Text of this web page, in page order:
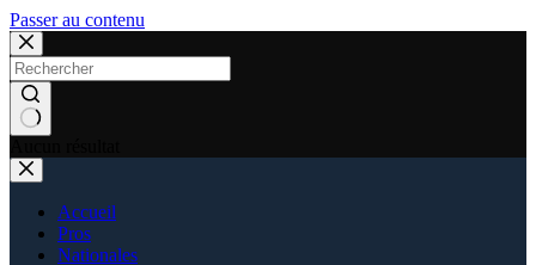
Passer au contenu
Accueil
Pros
Nationales